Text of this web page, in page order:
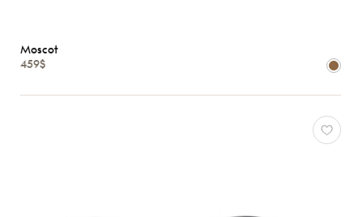
Moscot
459$